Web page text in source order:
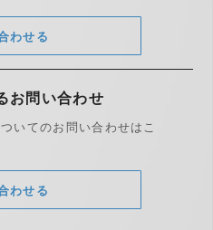
わせる
お問い合わせ
いてのお問い合わせはこ
わせる